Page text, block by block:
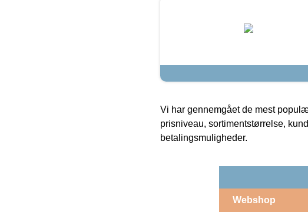
Vi har gennemgået de mest
prisniveau, sortimentstørrelse,
betalingsmuligheder.
Webshop